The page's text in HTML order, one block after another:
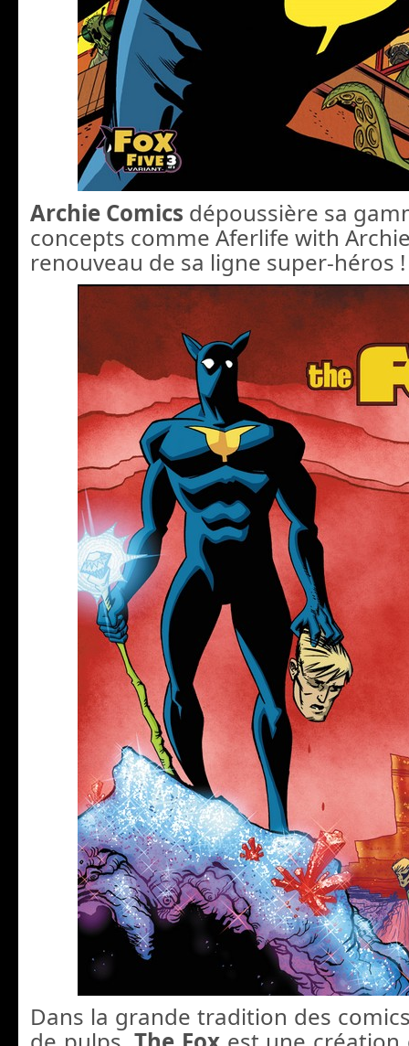
Archie Comics dépoussière sa
concepts comme Aferlife with
renouveau de sa ligne super-héros !
Dans la grande tradition des